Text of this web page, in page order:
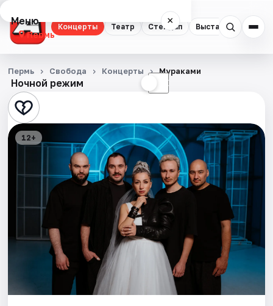
Концерты Театр Стендап Выставки
Меню ×
Пермь
Концерты
Театр
Стендап
Выставки
Квесты
Экскурсии
Спорт
Ночной режим ☾
Пермь Свобода Концерты Мураками
12+